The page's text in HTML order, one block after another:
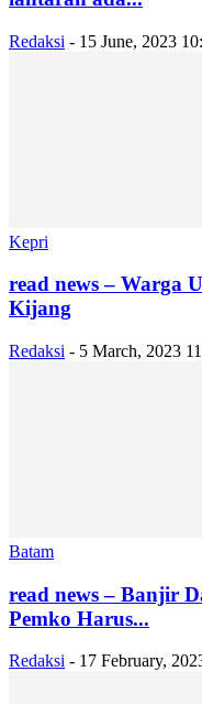
Redaksi - 15 June, 2023
Kepri
read news – Warga
Kijang
Redaksi - 5 March, 2023
Batam
read news – Banjir
Pemko Harus...
Redaksi - 17 February,